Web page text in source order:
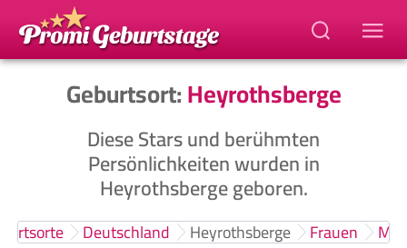
Geburtsort:Heyrothsberge
Diese Stars und berühmten
Persönlichkeiten wurden in
Heyrothsberge geboren.
Deutschland Heyrothsberge Frauen